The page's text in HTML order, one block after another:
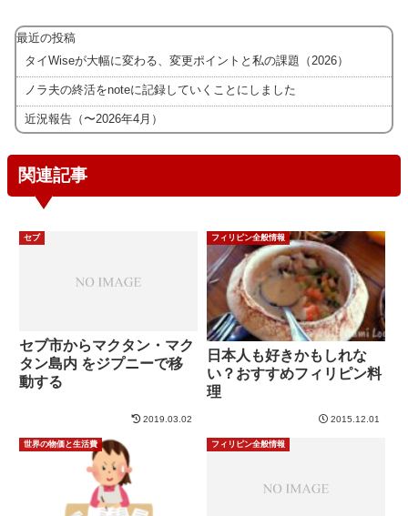
最近の投稿
タイWiseが大幅に変わる、変更ポイントと私の課題（2026）
ノラ夫の終活をnoteに記録していくことにしました
近況報告（〜2026年4月）
関連記事
セブ
セブ市からマクタン・マク
タン島内 をジプニーで移
動する
2019.03.02
フィリピン全般情報
日本人も好きかもしれな
い？おすすめフィリピン料
理
2015.12.01
世界の物価と生活費 フィリピン全般情報